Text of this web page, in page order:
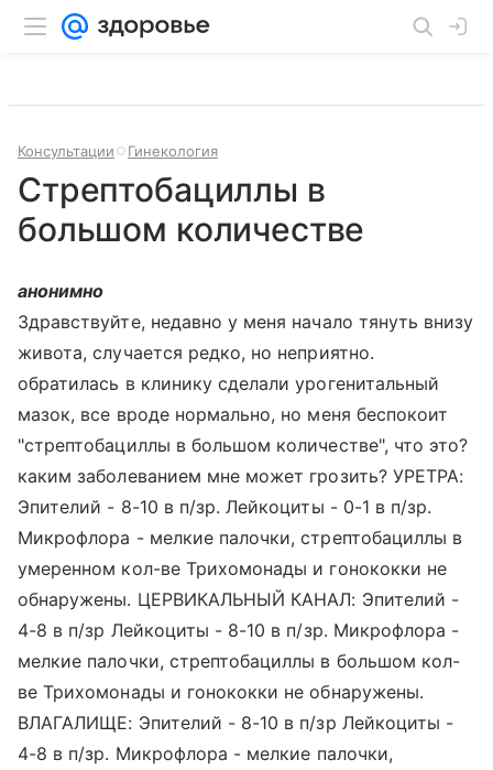
Консультации Гинекология
Стрептобациллы в
большом количестве
анонимно
Здравствуйте, недавно у меня начало тянуть внизу
живота, случается редко, но неприятно.
обратилась в клинику сделали урогенитальный
мазок, все вроде нормально, но меня беспокоит
"стрептобациллы в большом количестве", что это?
каким заболеванием мне может грозить? УРЕТРА:
Эпителий - 8-10 в п/зр. Лейкоциты - 0-1 в п/зр.
Микрофлора - мелкие палочки, стрептобациллы в
умеренном кол-ве Трихомонады и гонококки не
обнаружены. ЦЕРВИКАЛЬНЫЙ КАНАЛ: Эпителий -
4-8 в п/зр Лейкоциты - 8-10 в п/зр. Микрофлора -
мелкие палочки, стрептобациллы в большом кол-
ве Трихомонады и гонококки не обнаружены.
ВЛАГАЛИЩЕ: Эпителий - 8-10 в п/зр Лейкоциты -
4-8 в п/зр. Микрофлора - мелкие палочки,